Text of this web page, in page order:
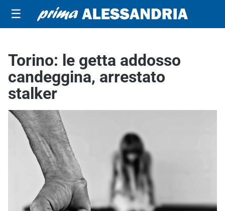
☰
Torino: le getta addosso
candeggina, arrestato
stalker